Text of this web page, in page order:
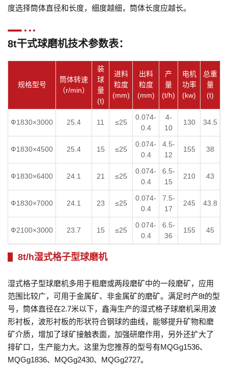
度选择筒体直径和长度，细度越细，筒体长度应越长。
8t干式球磨机技术参数表：
规格型号
筒体转速
（r/min）
装
球
量
(t)
进料
粒度
(mm)
出料
粒度
(mm)
产
量
(t/h)
电机
功率
(kw)
总重
量
(t)
Ф1830×3000 25.4 11 ≤25
0.074-
0.4
4-
10
130 34.5
Ф1830×4500 25.4 15 ≤25
0.074-
0.4
4.5-
12
155 38
Ф1830×6400 24.1 21 ≤25
0.074-
0.4
6.5-
15
210 43
Ф1830×7000 24.1 23 ≤25
0.074-
0.4
7.5-
17
245 43.8
Ф2100×3000 23.7 15 ≤25
0.074-
0.4
6.5-
36
155 45
8t/h湿式格子型球磨机
湿式格子型球磨机多用于粗磨或两段磨矿中的一段磨矿，应用
范围比较广，可用于金属矿、非金属矿的磨矿。满足时产8t的型
号，筒体直径在2.7米以下，鑫海生产的湿式格子球磨机采用波
形衬板，波形衬板的形状符合钢球的曲线，能够提升矿物和磨
矿介质，增加了球矿接触表面，加强研磨作用，另外还扩大了
排矿口，生产能力大。这里为您推荐的型号有MQGg1536、
MQGg1836、MQGg2430、MQGg2727。